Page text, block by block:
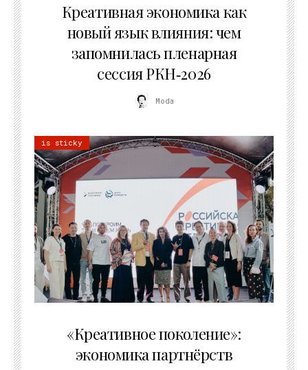
Креативная экономика как
новый язык влияния: чем
запомнилась пленарная
сессия РКН‑2026
Moda
is sticky
«Креативное поколение»:
экономика партнёрств